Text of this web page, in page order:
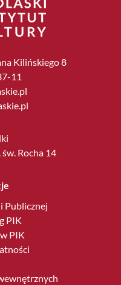
Kilińskiego 8
11
Rocha 14
Publicznej
PIK
PIK